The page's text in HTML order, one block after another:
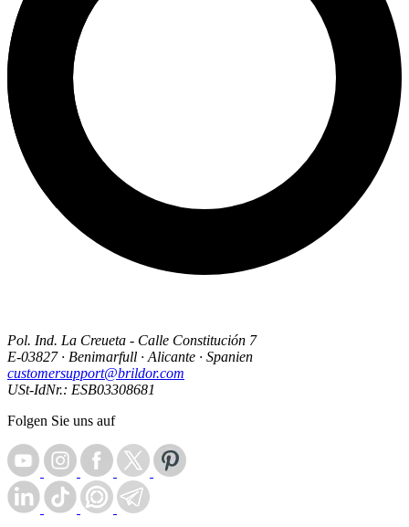
Pol. Ind. La Creueta - Calle Constitución 7
E-03827 · Benimarfull · Alicante · Spanien
customersupport@brildor.com
USt-IdNr.: ESB03308681
Folgen Sie uns auf